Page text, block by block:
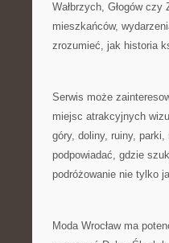
Wałbrzych, Głogów
mieszkańców,
zrozumieć, jak historia
Serwis może
miejsc atrakcyjnych
góry, doliny, ruiny,
podpowiadać, gdzie
podróżowanie nie tylko
Moda Wrocław ma